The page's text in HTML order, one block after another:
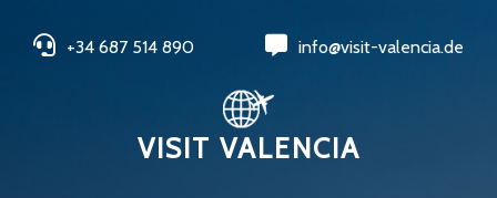
+34 687 514 890 info@visit-valencia.de
VISIT VALENCIA